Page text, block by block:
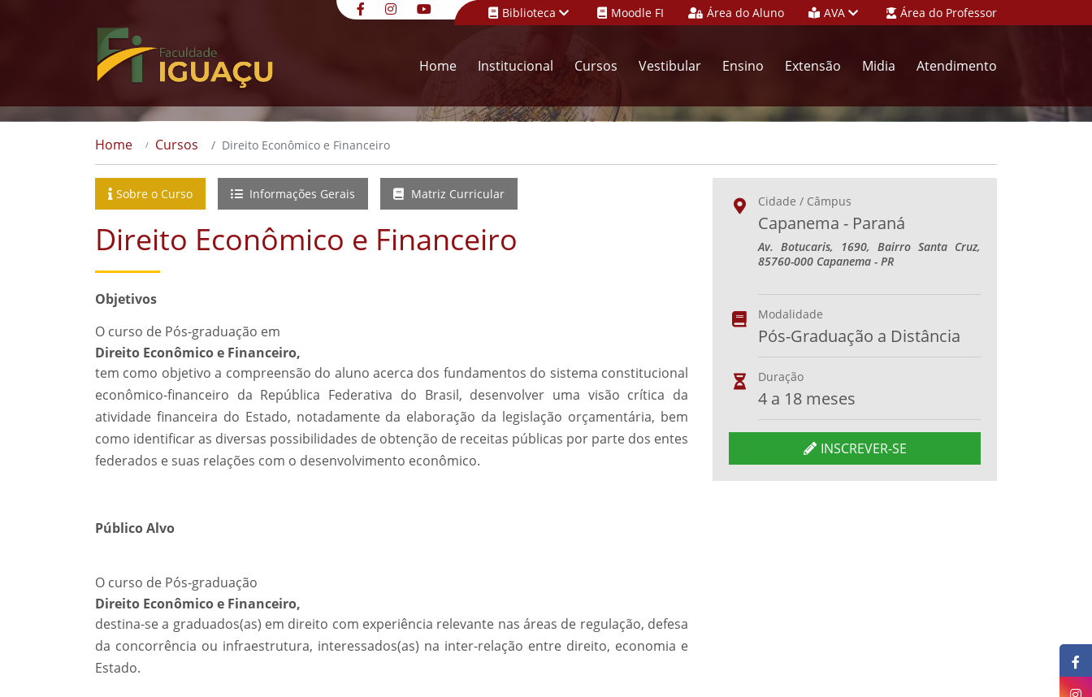
Biblioteca Moodle FI Área do Aluno AVA Área do Professor
Home Institucional Cursos Vestibular Ensino Extensão Midia Atendimento
Home Cursos Direito Econômico e Financeiro
Sobre o Curso Informações Gerais Matriz Curricular
Direito Econômico e Financeiro
Objetivos
O curso de Pós-graduação em
Direito Econômico e Financeiro,
tem como objetivo a compreensão do aluno acerca dos fundamentos do sistema constitucional
econômico-financeiro da República Federativa do Brasil, desenvolver uma visão crítica da
atividade financeira do Estado, notadamente da elaboração da legislação orçamentária, bem
como identificar as diversas possibilidades de obtenção de receitas públicas por parte dos entes
federados e suas relações com o desenvolvimento econômico.
Público Alvo
O curso de Pós-graduação
Direito Econômico e Financeiro,
destina-se a graduados(as) em direito com experiência relevante nas áreas de regulação, defesa
da concorrência ou infraestrutura, interessados(as) na inter-relação entre direito, economia e
Estado.
Cidade / Câmpus
Capanema - Paraná
Av. Botucaris, 1690, Bairro Santa Cruz,
85760-000 Capanema - PR
Modalidade
Pós-Graduação a Distância
Duração
4 a 18 meses
INSCREVER-SE